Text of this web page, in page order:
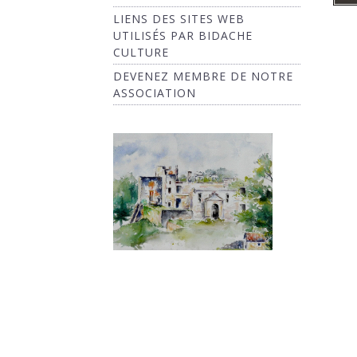
LIENS DES SITES WEB
UTILISÉS PAR BIDACHE
CULTURE
DEVENEZ MEMBRE DE NOTRE
ASSOCIATION